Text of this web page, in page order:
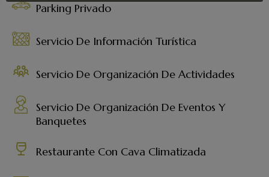
Parking Privado
Servicio De Información Turística
Servicio De Organización De Actividades
Servicio De Organización De Eventos Y
Banquetes
Restaurante Con Cava Climatizada